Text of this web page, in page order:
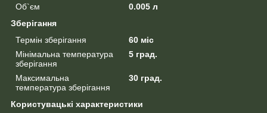
Об`єм
0.005 л
Зберігання
Термін зберігання
60 міс
Мінімальна температура
зберігання
5 град.
Максимальна
температура зберігання
30 град.
Користувацькі характеристики